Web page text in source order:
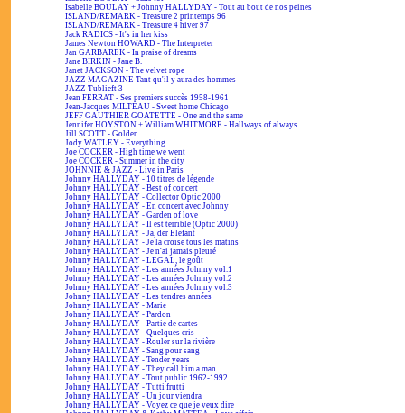
Isabelle BOULAY + Johnny HALLYDAY - Tout au bout de nos peines
ISLAND/REMARK - Treasure 2 printemps 96
ISLAND/REMARK - Treasure 4 hiver 97
Jack RADICS - It's in her kiss
James Newton HOWARD - The Interpreter
Jan GARBAREK - In praise of dreams
Jane BIRKIN - Jane B.
Janet JACKSON - The velvet rope
JAZZ MAGAZINE Tant qu'il y aura des hommes
JAZZ Tublieft 3
Jean FERRAT - Ses premiers succès 1958-1961
Jean-Jacques MILTEAU - Sweet home Chicago
JEFF GAUTHIER GOATETTE - One and the same
Jennifer HOYSTON + William WHITMORE - Hallways of always
Jill SCOTT - Golden
Jody WATLEY - Everything
Joe COCKER - High time we went
Joe COCKER - Summer in the city
JOHNNIE & JAZZ - Live in Paris
Johnny HALLYDAY - 10 titres de légende
Johnny HALLYDAY - Best of concert
Johnny HALLYDAY - Collector Optic 2000
Johnny HALLYDAY - En concert avec Johnny
Johnny HALLYDAY - Garden of love
Johnny HALLYDAY - Il est terrible (Optic 2000)
Johnny HALLYDAY - Ja, der Elefant
Johnny HALLYDAY - Je la croise tous les matins
Johnny HALLYDAY - Je n'ai jamais pleuré
Johnny HALLYDAY - LEGAL, le goût
Johnny HALLYDAY - Les années Johnny vol.1
Johnny HALLYDAY - Les années Johnny vol.2
Johnny HALLYDAY - Les années Johnny vol.3
Johnny HALLYDAY - Les tendres années
Johnny HALLYDAY - Marie
Johnny HALLYDAY - Pardon
Johnny HALLYDAY - Partie de cartes
Johnny HALLYDAY - Quelques cris
Johnny HALLYDAY - Rouler sur la rivière
Johnny HALLYDAY - Sang pour sang
Johnny HALLYDAY - Tender years
Johnny HALLYDAY - They call him a man
Johnny HALLYDAY - Tout public 1962-1992
Johnny HALLYDAY - Tutti frutti
Johnny HALLYDAY - Un jour viendra
Johnny HALLYDAY - Voyez ce que je veux dire